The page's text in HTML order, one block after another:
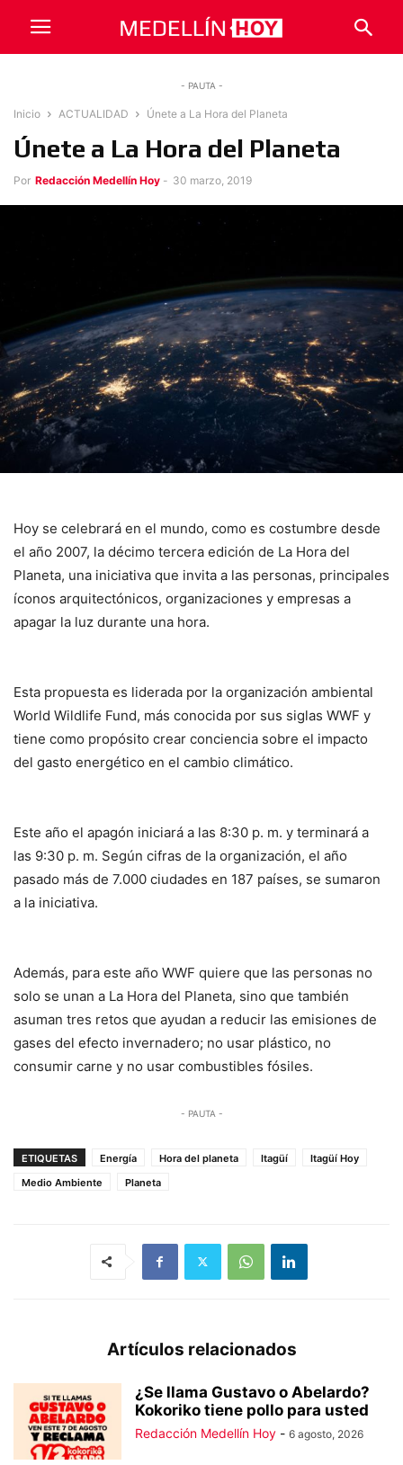
- PAUTA -
Inicio ACTUALIDAD Únete a La Hora del Planeta
Únete a La Hora del Planeta
Por Redacción Medellín Hoy - 30 marzo, 2019
Hoy se celebrará en el mundo, como es costumbre desde
el año 2007, la décimo tercera edición de La Hora del
Planeta, una iniciativa que invita a las personas, principales
íconos arquitectónicos, organizaciones y empresas a
apagar la luz durante una hora.
Esta propuesta es liderada por la organización ambiental
World Wildlife Fund, más conocida por sus siglas WWF y
tiene como propósito crear conciencia sobre el impacto
del gasto energético en el cambio climático.
Este año el apagón iniciará a las 8:30 p. m. y terminará a
las 9:30 p. m. Según cifras de la organización, el año
pasado más de 7.000 ciudades en 187 países, se sumaron
a la iniciativa.
Además, para este año WWF quiere que las personas no
solo se unan a La Hora del Planeta, sino que también
asuman tres retos que ayudan a reducir las emisiones de
gases del efecto invernadero; no usar plástico, no
consumir carne y no usar combustibles fósiles.
- PAUTA -
ETIQUETAS Energía Hora del planeta Itagüí
Itagüí Hoy
Medio Ambiente
Planeta
Artículos relacionados
¿Se llama Gustavo o Abelardo?
Kokoriko tiene pollo para usted
Redacción Medellín Hoy - 6 agosto, 2026